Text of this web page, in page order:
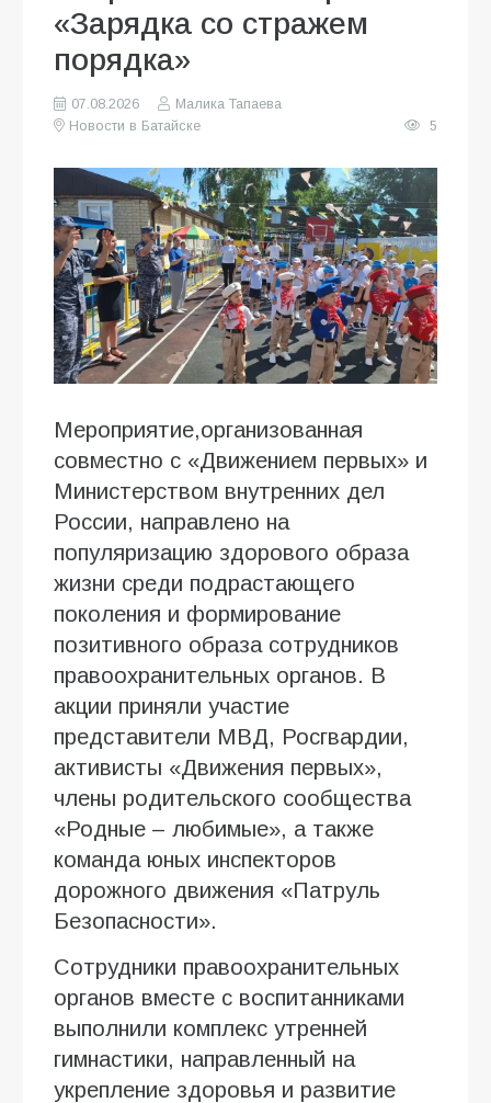
«Зарядка со стражем
порядка»
07.08.2026
Малика Тапаева
Новости в Батайске
5
Мероприятие,организованная
совместно с «Движением первых» и
Министерством внутренних дел
России, направлено на
популяризацию здорового образа
жизни среди подрастающего
поколения и формирование
позитивного образа сотрудников
правоохранительных органов. В
акции приняли участие
представители МВД, Росгвардии,
активисты «Движения первых»,
члены родительского сообщества
«Родные – любимые», а также
команда юных инспекторов
дорожного движения «Патруль
Безопасности».
Сотрудники правоохранительных
органов вместе с воспитанниками
выполнили комплекс утренней
гимнастики, направленный на
укрепление здоровья и развитие